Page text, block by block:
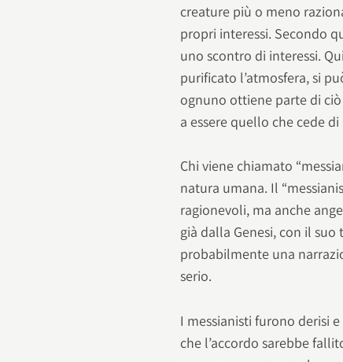
creature più o meno
propri interessi. Secondo
uno scontro di interessi.
purificato l’atmosfera, si
ognuno ottiene parte di ciò
a essere quello che cede di
Chi viene chiamato
natura umana. Il
ragionevoli, ma anche
già dalla Genesi, con il
probabilmente una
serio.
I messianisti furono derisi
che l’accordo sarebbe